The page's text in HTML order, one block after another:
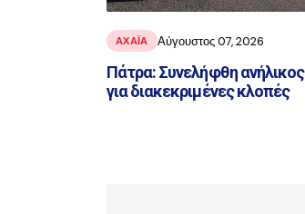
ΑΧΑΪ́Α Αύγουστος 07, 2026
Πάτρα: Συνελήφθη ανήλικος
για διακεκριμένες κλοπές